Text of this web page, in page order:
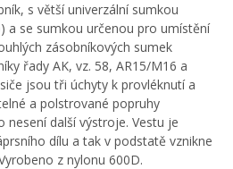
s větší univerzální sumkou
a se sumkou určenou pro umístění
zásobníkových sumek
řady AK, vz. 58, AR15/M16 a
jsou tři úchyty k provléknutí a
a polstrované popruhy
nesení další výstroje. Vestu je
dílu a tak v podstatě vznikne
z nylonu 600D.